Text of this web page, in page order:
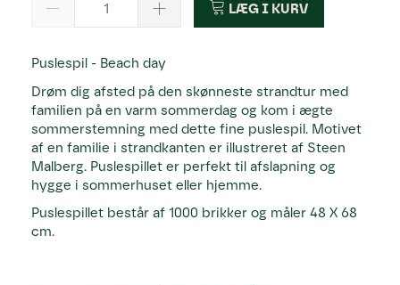
LÆG I KURV
Puslespil - Beach day
Drøm dig afsted på den skønneste strandtur med
familien på en varm sommerdag og kom i ægte
sommerstemning med dette fine puslespil. Motivet
af en familie i strandkanten er illustreret af Steen
Malberg. Puslespillet er perfekt til afslapning og
hygge i sommerhuset eller hjemme.
Puslespillet består af 1000 brikker og måler 48 X 68
cm.